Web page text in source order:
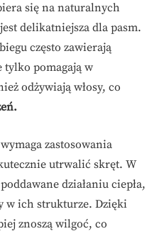
się na naturalnych
delikatniejsza dla pasm.
często zawierają
pomagają w
odżywiają włosy, co
wymaga zastosowania
utrwalić skręt. W
działaniu ciepła,
w ich strukturze. Dzięki
znoszą wilgoć, co